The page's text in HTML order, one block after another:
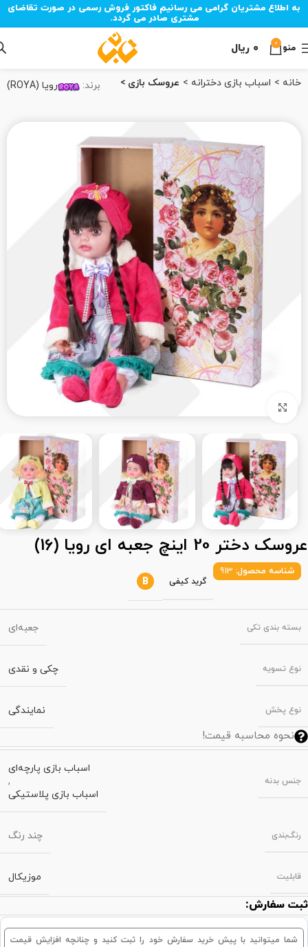
به اطلاع مشتریان گرامی می رسانیم فاکتور فروش رسمی در صورت تقاضای
مشتری صادر می گردد.
منو 0 ۰ ریال
خانه اسباب‌ بازی دخترانه عروسک بازی برند: رویا (ROYA)
عروسک دختر 20 اینچ جعبه ای رویا (16)
شناسه محصول: 913
گرید کیفی B
بسته‌ بندی تکی جعبه‌ای
نوع تسویه چکی و نقدی
نوع پخش نمایندگی
نحوه محاسبه قیمت!
جنس بدنه
اسباب بازی پارچه‌ای
,
اسباب بازی پلاستیکی
رنگ‌بندی چند رنگ
قابلیت موزیکال
ثبت سفارش:
شما میتوانید با پیش خرید سفارش خود را ثبت کنید و چنانچه افزایش قیمت